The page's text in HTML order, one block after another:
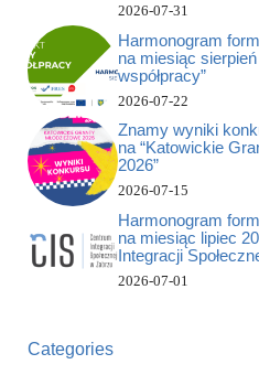
2026-07-31
Harmonogram
na miesiąc
współpracy”
2026-07-22
Znamy wyniki
na “Katowickie
2026”
2026-07-15
Harmonogram
na miesiąc lipiec
Integracji
2026-07-01
Categories